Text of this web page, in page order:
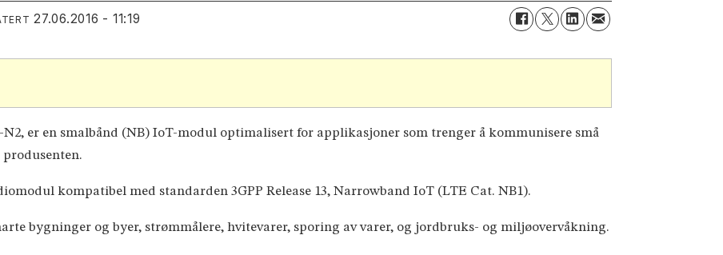
27.06.2016 - 11:19
er en smalbånd (NB) IoT-modul optimalisert for applikasjoner som trenger å kommunisere små
kompatibel med standarden 3GPP Release 13, Narrowband IoT (LTE Cat. NB1).
bygninger og byer, strømmålere, hvitevarer, sporing av varer, og jordbruks- og miljøovervåkning.